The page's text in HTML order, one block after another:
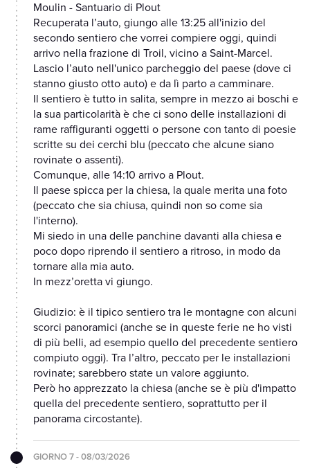
Moulin - Santuario di Plout
Recuperata l’auto, giungo alle 13:25 all'inizio del
secondo sentiero che vorrei compiere oggi, quindi
arrivo nella frazione di Troil, vicino a Saint-Marcel.
Lascio l’auto nell'unico parcheggio del paese (dove ci
stanno giusto otto auto) e da lì parto a camminare.
Il sentiero è tutto in salita, sempre in mezzo ai boschi e
la sua particolarità è che ci sono delle installazioni di
rame raffiguranti oggetti o persone con tanto di poesie
scritte su dei cerchi blu (peccato che alcune siano
rovinate o assenti).
Comunque, alle 14:10 arrivo a Plout.
Il paese spicca per la chiesa, la quale merita una foto
(peccato che sia chiusa, quindi non so come sia
l'interno).
Mi siedo in una delle panchine davanti alla chiesa e
poco dopo riprendo il sentiero a ritroso, in modo da
tornare alla mia auto.
In mezz’oretta vi giungo.
Giudizio: è il tipico sentiero tra le montagne con alcuni
scorci panoramici (anche se in queste ferie ne ho visti
di più belli, ad esempio quello del precedente sentiero
compiuto oggi). Tra l’altro, peccato per le installazioni
rovinate; sarebbero state un valore aggiunto.
Però ho apprezzato la chiesa (anche se è più d'impatto
quella del precedente sentiero, soprattutto per il
panorama circostante).
GIORNO 7 - 08/03/2026